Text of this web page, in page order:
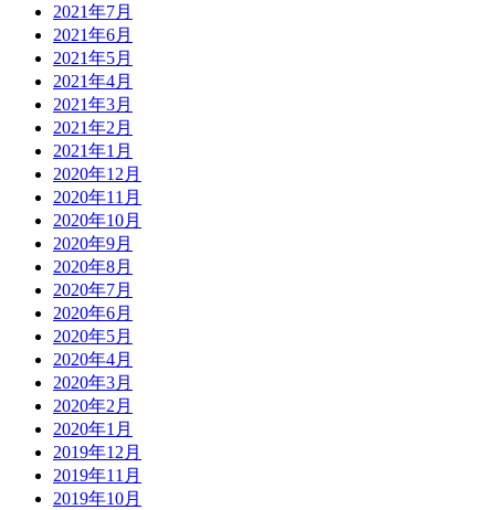
2021年7月
2021年6月
2021年5月
2021年4月
2021年3月
2021年2月
2021年1月
2020年12月
2020年11月
2020年10月
2020年9月
2020年8月
2020年7月
2020年6月
2020年5月
2020年4月
2020年3月
2020年2月
2020年1月
2019年12月
2019年11月
2019年10月